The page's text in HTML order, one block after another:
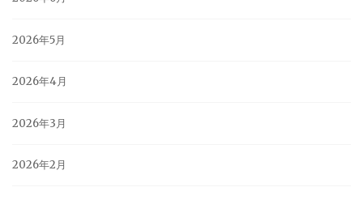
2026年5月
2026年4月
2026年3月
2026年2月